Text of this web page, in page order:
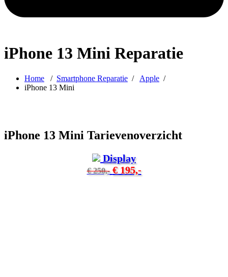
iPhone 13 Mini Reparatie
Home / Smartphone Reparatie / Apple /
iPhone 13 Mini
iPhone 13 Mini Tarievenoverzicht
Display
€ 250,- € 195,-